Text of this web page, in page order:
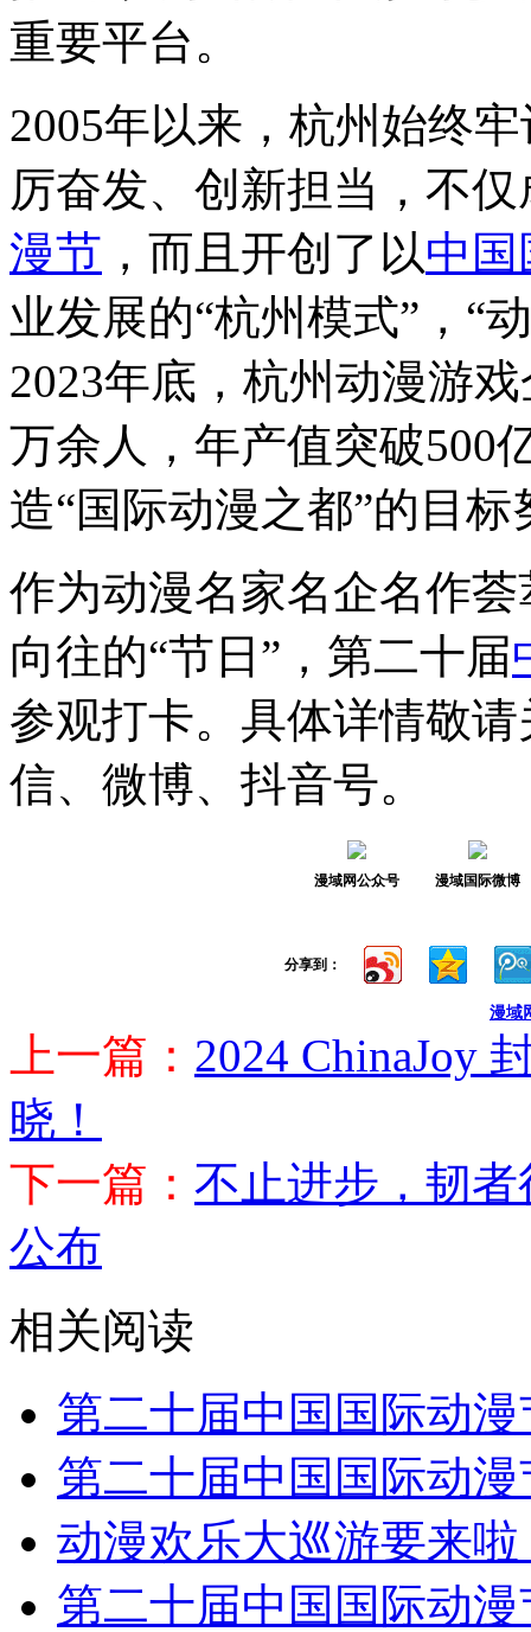
重要平台。
2005年以来，杭州始终
厉奋发、创新担当，不
漫节 ，而且开创了以中国
业发展的“杭州模式”，“
2023年底，杭州动漫游
万余人，年产值突破500
造“国际动漫之都”的目标
作为动漫名家名企名作
向往的“节日”，第二十届
参观打卡。具体详情敬请
信、微博、抖音号。
漫域网公众号 漫域国际微博
分享到：
漫域
上一篇： 2024 ChinaJoy
晓！
下一篇： 不止进步，韧者
公布
相关阅读
第二十届中国国际动
第二十届中国国际动
动漫欢乐大巡游要来啦
第二十届中国国际动